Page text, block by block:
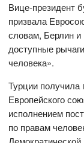
Вице-президент
призвала
словам, Берлин
доступные
человека».
Турции получила
Европейского
исполнением
по правам